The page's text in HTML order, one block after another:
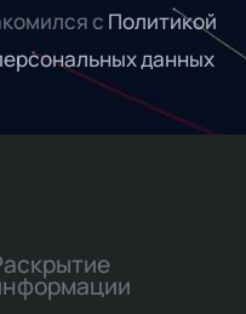
с Политикой
данных